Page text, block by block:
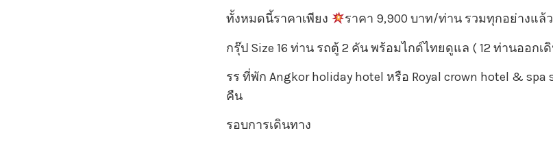
ทั้งหมดนี้ราคาเพียง
ราคา 9,900 บาท/ท่าน รวมทุกอย่างแล้ว
กรุ๊ป Size 16 ท่าน รถตู้ 2 คัน พร้อมไกด์ไทยดูแล ( 12 ท่านออกเ
รร ที่พัก Angkor holiday hotel หรือ Royal crown hotel & spa
คืน
รอบการเดินทาง